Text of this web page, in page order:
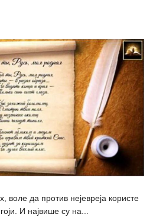
воле да против нејевреја користе
И највише су на...